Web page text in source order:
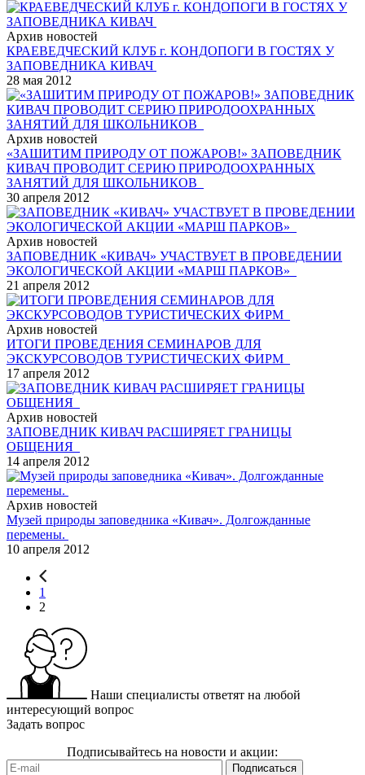
Архив новостей
КРАЕВЕДЧЕСКИЙ КЛУБ г. КОНДОПОГИ В ГОСТЯХ У
ЗАПОВЕДНИКА КИВАЧ
28 мая 2012
Архив новостей
«ЗАШИТИМ ПРИРОДУ ОТ ПОЖАРОВ!» ЗАПОВЕДНИК
КИВАЧ ПРОВОДИТ СЕРИЮ ПРИРОДООХРАННЫХ
ЗАНЯТИЙ ДЛЯ ШКОЛЬНИКОВ
30 апреля 2012
Архив новостей
ЗАПОВЕДНИК «КИВАЧ» УЧАСТВУЕТ В ПРОВЕДЕНИИ
ЭКОЛОГИЧЕСКОЙ АКЦИИ «МАРШ ПАРКОВ»
21 апреля 2012
Архив новостей
ИТОГИ ПРОВЕДЕНИЯ СЕМИНАРОВ ДЛЯ
ЭКСКУРСОВОДОВ ТУРИСТИЧЕСКИХ ФИРМ
17 апреля 2012
Архив новостей
ЗАПОВЕДНИК КИВАЧ РАСШИРЯЕТ ГРАНИЦЫ
ОБЩЕНИЯ
14 апреля 2012
Архив новостей
Музей природы заповедника «Кивач». Долгожданные
перемены.
10 апреля 2012
1
2
Наши специалисты ответят на любой
интересующий вопрос
Задать вопрос
Подписывайтесь на новости и акции: